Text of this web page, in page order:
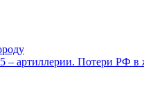
артиллерии. Потери РФ в